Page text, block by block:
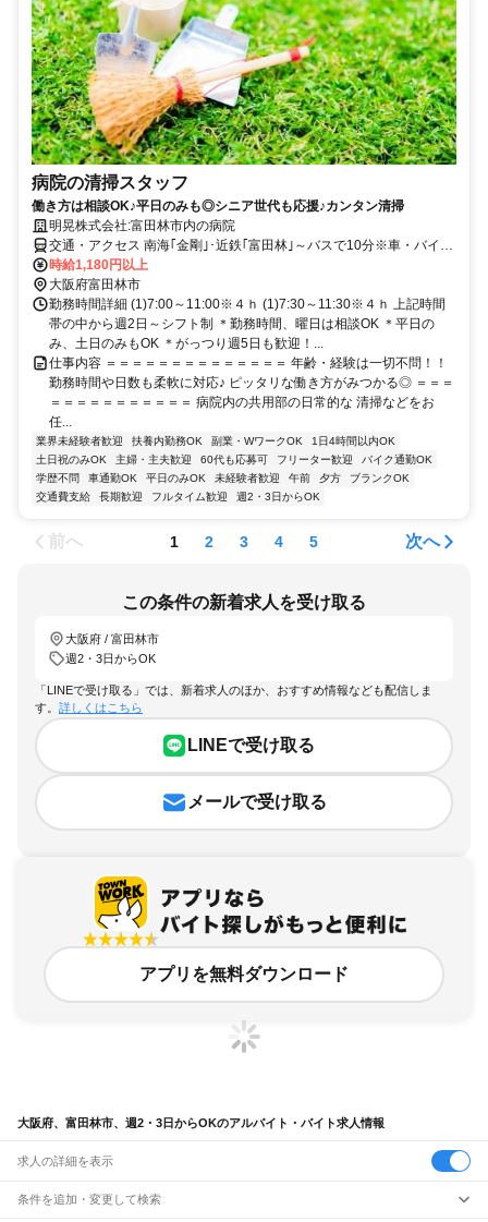
病院の清掃スタッフ
働き方は相談OK♪平日のみも◎シニア世代も応援♪カンタン清掃
明晃株式会社:富田林市内の病院
交通・アクセス 南海｢金剛｣･近鉄｢富田林｣～バスで10分※車・バイク
通勤ＯＫ
時給1,180円以上
大阪府富田林市
勤務時間詳細 (1)7:00～11:00※４ｈ (1)7:30～11:30※４ｈ 上記時間
帯の中から週2日～シフト制 ＊勤務時間、曜日は相談OK ＊平日の
み、土日のみもOK ＊がっつり週5日も歓迎！...
仕事内容 ＝＝＝＝＝＝＝＝＝＝＝＝＝＝ 年齢・経験は一切不問！！
勤務時間や日数も柔軟に対応♪ ピッタリな働き方がみつかる◎ ＝＝＝
＝＝＝＝＝＝＝＝＝＝＝ 病院内の共用部の日常的な 清掃などをお
任...
業界未経験者歓迎 扶養内勤務OK 副業・WワークOK
1日4時間以内OK
土日祝のみOK
主婦・主夫歓迎 60代も応募可 フリーター歓迎
バイク通勤OK
学歴不問
車通勤OK 平日のみOK 未経験者歓迎 午前 夕方
ブランクOK
交通費支給
長期歓迎 フルタイム歓迎 週2・3日からOK
前へ 1 2 3 4 5 次へ
この条件の新着求人を受け取る
大阪府 / 富田林市
週2・3日からOK
「LINEで受け取る」では、新着求人のほか、おすすめ情報なども配信しま
す。 詳しくはこちら
LINEで受け取る
メールで受け取る
アプリを無料ダウンロード
大阪府、富田林市、週2・3日からOKのアルバイト・バイト求人情報
求人の詳細を表示
条件を追加・変更して検索